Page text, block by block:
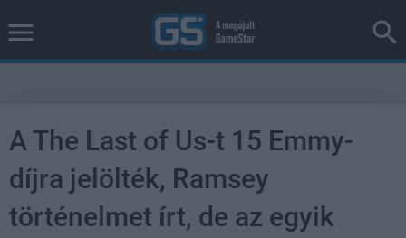
A The Last of Us-t 15 Emmy-
díjra jelölték, Ramsey
történelmet írt, de az egyik